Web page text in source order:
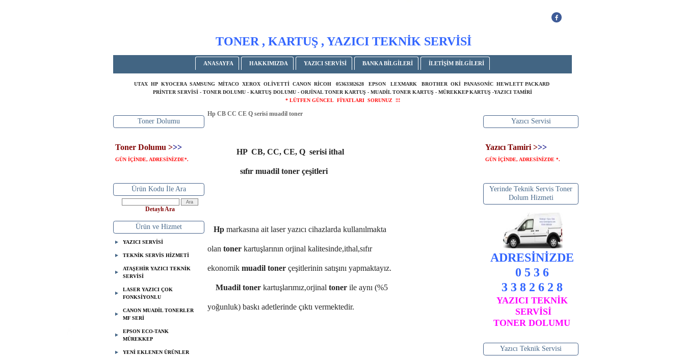
TONER , KARTUŞ , YAZICI TEKNİK SERVİSİ
ANASAYFA HAKKIMIZDA YAZICI SERVİSİ BANKA BİLGİLERİ İLETİŞİM BİLGİLERİ
UTAX HP KYOCERA SAMSUNG MİTACO XEROX OLİVETTİ CANON RİCOH 05363382628 EPSON LEXMARK BROTHER OKİ PANASONİC HEWLETT PACKARD
PRİNTER SERVİSİ - TONER DOLUMU - KARTUŞ DOLUMU - ORJİNAL TONER KARTUŞ - MUADİL TONER KARTUŞ - MÜREKKEP KARTUŞ -YAZICI TAMİRİ
* LÜTFEN GÜNCEL FİYATLARI SORUNUZ !!!
Toner Dolumu
Toner Dolumu >>>
GÜN İÇİNDE, ADRESİNİZDE*.
Ürün Kodu İle Ara
Detaylı Ara
Ürün ve Hizmet
YAZICI SERVİSİ
TEKNİK SERVİS HİZMETİ
ATAŞEHİR YAZICI TEKNİK
SERVİSİ
LASER YAZICI ÇOK
FONKSİYONLU
CANON MUADİL TONERLER
MF SERİ
EPSON ECO-TANK
MÜREKKEP
YENİ EKLENEN ÜRÜNLER
Hp CB CC CE Q serisi muadil toner
HP CB, CC, CE, Q serisi ithal
sıfır muadil toner çeşitleri
Hp markasına ait laser yazıcı cihazlarda kullanılmakta
olan toner kartuşlarının orjinal kalitesinde,ithal,sıfır
ekonomik muadil toner çeşitlerinin satışını yapmaktayız.
Muadil toner kartuşlarımız,orjinal toner ile aynı (%5
yoğunluk) baskı adetlerinde çıktı vermektedir.
Yazıcı Servisi
Yazıcı Tamiri >>>
GÜN İÇİNDE, ADRESİNİZDE *.
Yerinde Teknik Servis Toner
Dolum Hizmeti
ADRESİNİZDE
0 5 3 6
3 3 8 2 6 2 8
YAZICI TEKNİK
SERVİSİ
TONER DOLUMU
Yazıcı Teknik Servisi